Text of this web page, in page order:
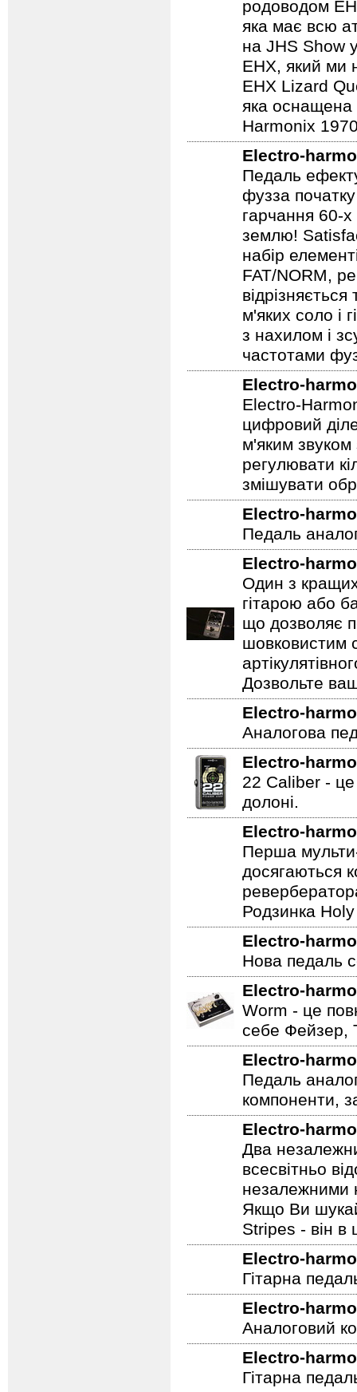
педалі.
та вібрації
родоводом
яка має всю
на JHS Show
EHX, який ми
EHX Lizard
яка оснащена
Harmonix
Electro-
Педаль
фузза
гарчання 60-
землю!
набір
FAT/NORM,
м'яких соло і
з нахилом і
частотами
Electro-
Electro-
цифровий
м'яким звуком
регулювати
змішувати
Electro-
Педаль
Electro-
Один з
гітарою або
що дозволяє
шовковистим
Дозвольте
Electro-
Аналогова
Electro-
22 Caliber - це
долоні.
Electro-
Перша
досягаються
Родзинка
Electro-
Нова педаль
Electro-
Worm - це
себе Фейзер,
Electro-
Педаль
компоненти,
Electro-
Два
всесвітньо
незалежними
Якщо Ви
Stripes - він в
Electro-
Гітарна
Electro-
Аналоговий